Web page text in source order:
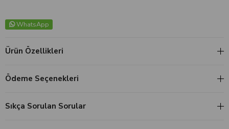
WhatsApp
Ürün Özellikleri
Ödeme Seçenekleri
Sıkça Sorulan Sorular